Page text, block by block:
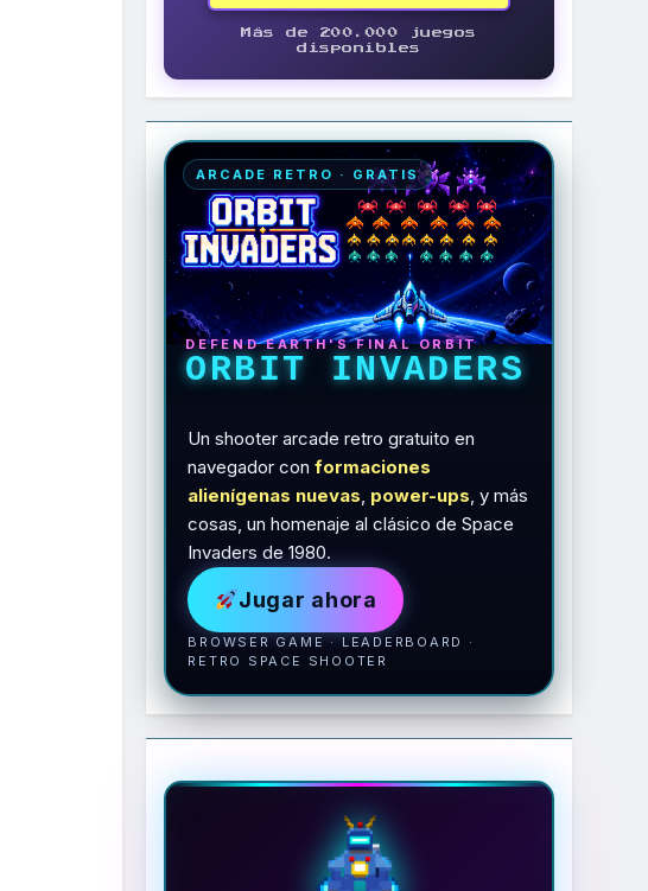
Más de 200.000 juegos
disponibles
ARCADE RETRO · GRATIS
DEFEND EARTH'S FINAL ORBIT
ORBIT INVADERS
Un shooter arcade retro gratuito en
navegador conformaciones
alienígenas nuevas, power-ups, y más
cosas, un homenaje al clásico de Space
Invaders de 1980.
Jugar ahora
BROWSER GAME · LEADERBOARD ·
RETRO SPACE SHOOTER